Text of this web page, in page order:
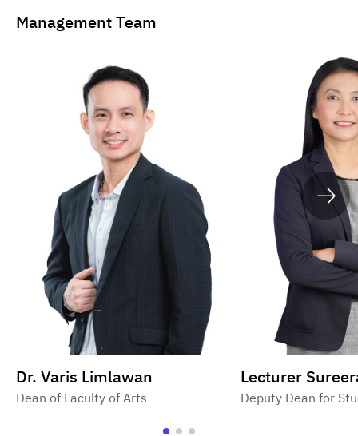
Management Team
Dr. Varis Limlawan
Dean of Faculty of Arts
Lecturer
Deputy Dean for